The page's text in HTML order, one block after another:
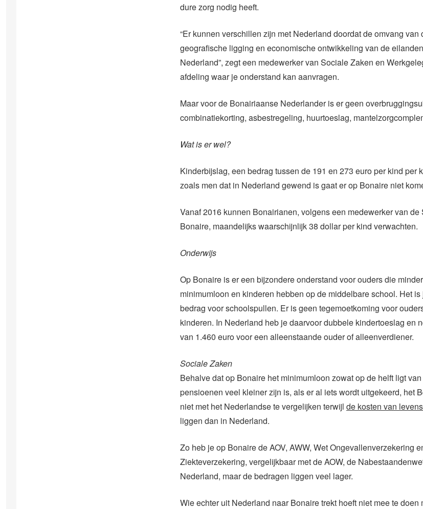
dure zorg nodig heeft.
“Er kunnen verschillen zijn met Nederland doordat de omvang van
geografische ligging en economische ontwikkeling van de
Nederland”, zegt een medewerker van Sociale Zaken en
afdeling waar je onderstand kan aanvragen.
Maar voor de Bonairiaanse Nederlander is er geen
combinatiekorting, asbestregeling, huurtoeslag,
Wat is er wel?
Kinderbijslag, een bedrag tussen de 191 en 273 euro per kind per
zoals men dat in Nederland gewend is gaat er op Bonaire niet
Vanaf 2016 kunnen Bonairianen, volgens een medewerker van
Bonaire, maandelijks waarschijnlijk 38 dollar per kind verwachten.
Onderwijs
Op Bonaire is er een bijzondere onderstand voor ouders die
minimumloon en kinderen hebben op de middelbare school. Het
bedrag voor schoolspullen. Er is geen tegemoetkoming voor
kinderen. In Nederland heb je daarvoor dubbele kindertoeslag en
van 1.460 euro voor een alleenstaande ouder of alleenverdiener.
Sociale Zaken
Behalve dat op Bonaire het minimumloon zowat op de helft ligt
pensioenen veel kleiner zijn is, als er al iets wordt uitgekeerd, het
niet met het Nederlandse te vergelijken terwijl de kosten van
liggen dan in Nederland.
Zo heb je op Bonaire de AOV, AWW, Wet Ongevallenverzekering
Ziekteverzekering, vergelijkbaar met de AOW, de
Nederland, maar de bedragen liggen veel lager.
Wie echter uit Nederland naar Bonaire trekt hoeft niet mee te doen